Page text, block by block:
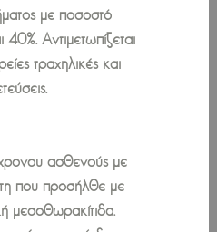
με ποσοστό
Αντιμετωπίζεται
τραχηλικές και
ασθενούς με
που προσήλθε με
μεσοθωρακίτιδα.